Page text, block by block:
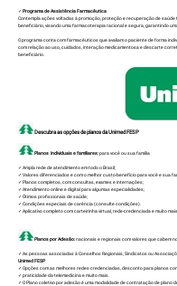
✓ Programa de Assistência Farmacêutica
Contempla ações voltadas à promoção, proteção e recuperação de
beneficiário, visando uma farmacoterapia racional e segura, garantindo
O programa conta com farmacêuticos que avaliam o paciente de forma
com relação ao uso, cuidados, interação medicamentosa e descarte
beneficiário.
Descubra as opções de planos da Unimed FESP
Planos Individuais e familiares:para você ou sua família
✓ Ampla rede de atendimento em todo o Brasil;
✓ Valores diferenciados e com o melhor custo-benefício para você e sua
✓ Planos completos, com consultas, exames e internações;
✓ Atendimento online e digital para algumas especialidades;
✓ Ótimos profissionais de saúde;
✓ Condições especiais de carência (consulte condições).
✓ Aplicativo completo com carteirinha virtual, rede-credenciada e muito mais.
Planos por Adesão:nacionais e regionais com valores que cabem
✓ As pessoas associadas à Conselhos Regionais, Sindicatos ou
Unimed FESP
✓ Opções com as melhores redes credenciadas, desconto para planos
✓ praticidade da telemedicina e muito mais.
✓ O Plano coletivo por adesão é uma modalidade de contratação de